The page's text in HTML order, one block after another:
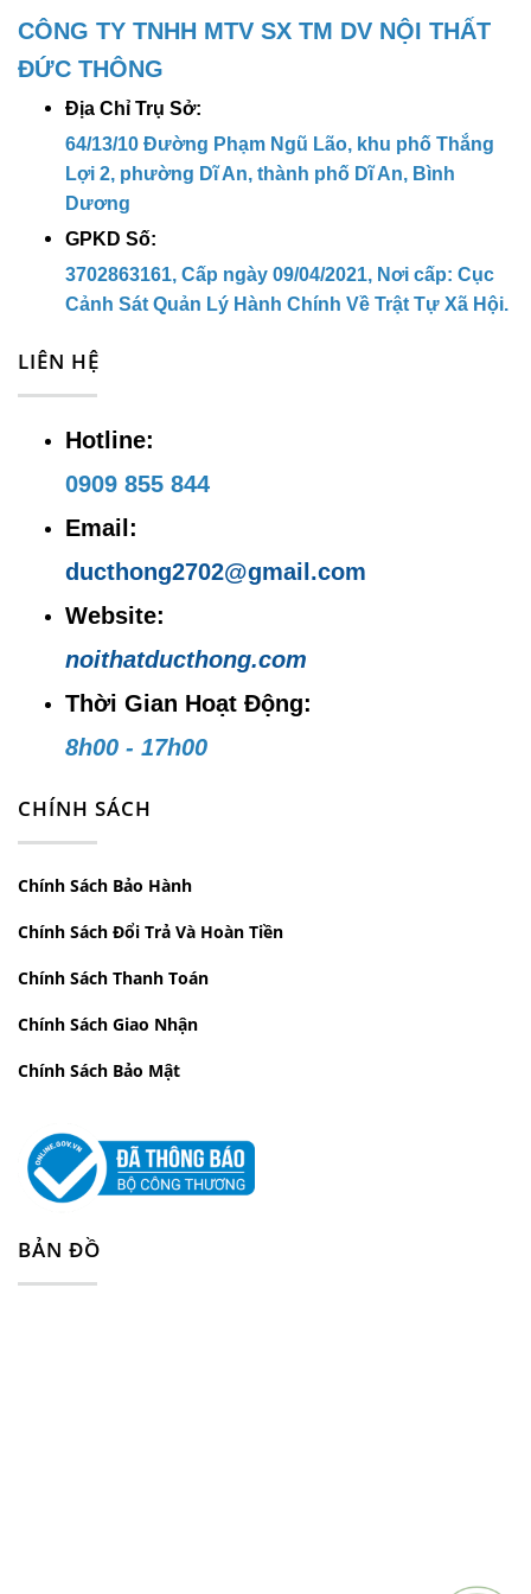
CÔNG TY TNHH MTV SX TM DV NỘI
THẤT ĐỨC THÔNG
Địa chỉ trụ sở:64/13/10 Đường
Phạm Ngũ Lão, khu phố Thắng Lợi 2,
phường Dĩ An, thành phố Dĩ An, Bình
Địa chỉ kho hàng:38 Đường Thắng
Lợi , KP. Thắng Lợi 1, P. Dĩ An, TP.
Dĩ An, Bình Dương
Hotline:
Website:noithatducthong.com
CÔNG TY TNHH MTV SX TM DV NỘI THẤT
ĐỨC THÔNG
Địa Chỉ Trụ Sở:
64/13/10 Đường Phạm Ngũ Lão, khu phố Thắng
Lợi 2, phường Dĩ An, thành phố Dĩ An, Bình
Dương
GPKD Số:
3702863161, Cấp ngày 09/04/2021, Nơi cấp: Cục
Cảnh Sát Quản Lý Hành Chính Về Trật Tự Xã Hội.
LIÊN HỆ
Hotline:
0909 855 844
Email:
ducthong2702@gmail.com
Website:
noithatducthong.com
Thời Gian Hoạt Động:
8h00 - 17h00
CHÍNH SÁCH
Chính Sách Bảo Hành
Chính Sách Đổi Trả Và Hoàn Tiền
Chính Sách Thanh Toán
Chính Sách Giao Nhận
Chính Sách Bảo Mật
BẢN ĐỒ